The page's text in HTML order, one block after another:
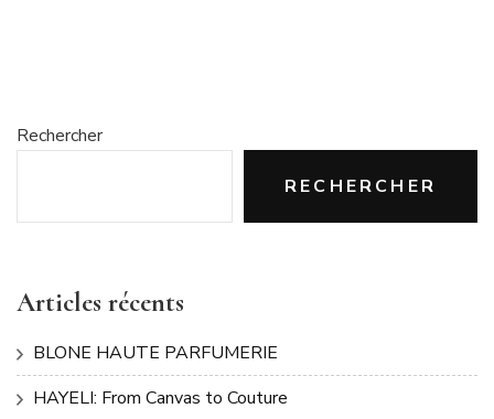
Rechercher
RECHERCHER
Articles récents
BLONE HAUTE PARFUMERIE
HAYELI: From Canvas to Couture